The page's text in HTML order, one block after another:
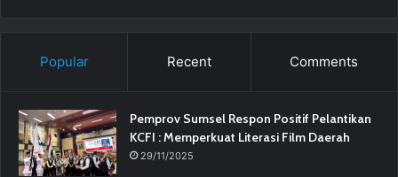
Popular Recent Comments
Pemprov Sumsel Respon Positif Pelantikan
KCFI : Memperkuat Literasi Film Daerah
29/11/2025